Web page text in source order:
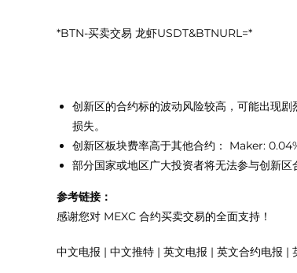
*BTN-买卖交易 龙虾USDT&BTNURL=*
创新区的合约标的波动风险较高，可能出现
损失。
创新区板块费率高于其他合约： Maker:
部分国家或地区广大投资者将无法参与创新区
参考链接：
感谢您对 MEXC 合约买卖交易的全面支持！
中文电报 | 中文推特 | 英文电报 | 英文合约电